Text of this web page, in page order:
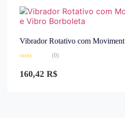
Vibrador Rotativo com Moviment
0
de
(0)
160,42 R$